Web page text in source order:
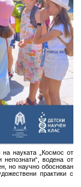
науката „Космос от
непознати“, водена от
но научно обоснован
практики с